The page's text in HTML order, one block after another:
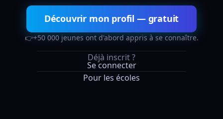
Découvrir mon profil — gratuit
👉+50 000 jeunes ont d'abord appris à se connaître.
Déjà inscrit ?
Se connecter
Pour les écoles